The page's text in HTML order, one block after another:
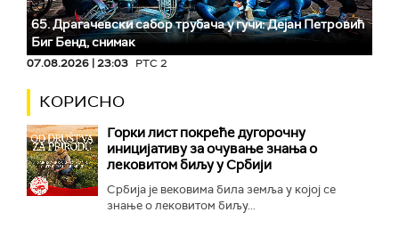
65. Драгачевски сабор трубача у гучи: Дејан Петровић
Биг Бeнд, снимак
07.08.2026 | 23:03 РТС 2
КОРИСНО
Горки лист покреће дугорочну
иницијативу за очување знања о
лековитом биљу у Србији
Србија је вековима била земља у којој се
знање о лековитом биљу...